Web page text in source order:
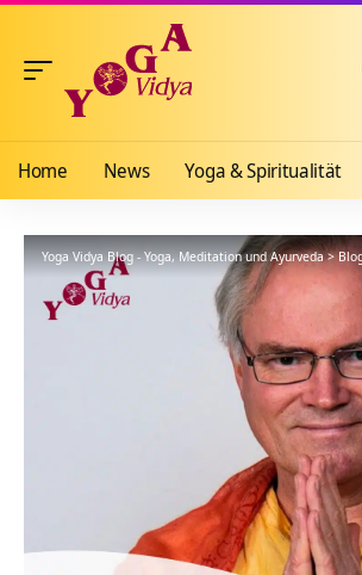
Home News Yoga & Spiritualität
Yoga Vidya Blog - Yoga, Meditation und Ayurveda>